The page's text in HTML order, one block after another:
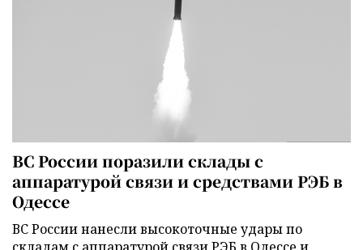
ВС России поразили склады с
аппаратурой связи и средствами РЭБ в
Одессе
ВС России нанесли высокоточные удары по